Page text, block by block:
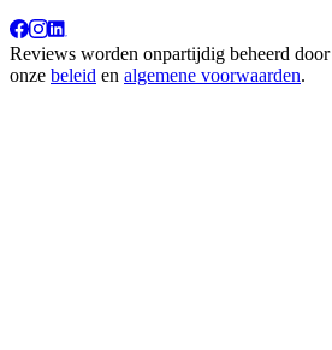
Reviews worden onpartijdig beheerd door
onze beleid en algemene voorwaarden.